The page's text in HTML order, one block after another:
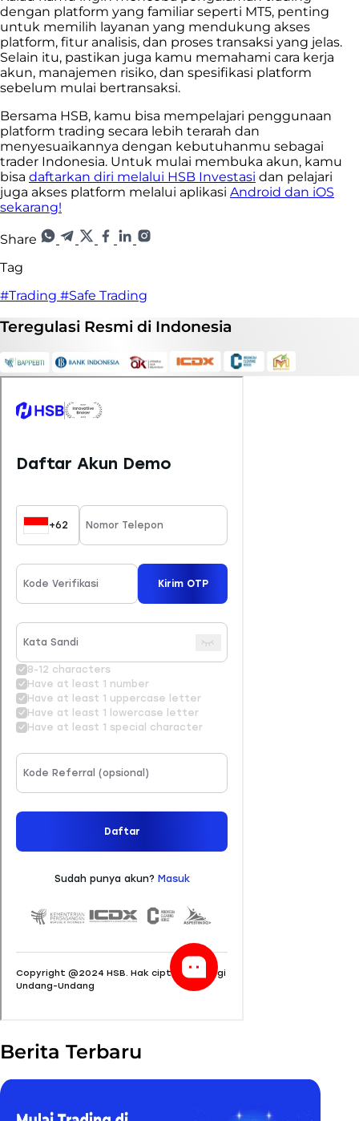
dengan platform yang familiar seperti MT5, penting
untuk memilih layanan yang mendukung akses
platform, fitur analisis, dan proses transaksi yang jelas.
Selain itu, pastikan juga kamu memahami cara kerja
akun, manajemen risiko, dan spesifikasi platform
sebelum mulai bertransaksi.
Bersama HSB, kamu bisa mempelajari penggunaan
platform trading secara lebih terarah dan
menyesuaikannya dengan kebutuhanmu sebagai
trader Indonesia. Untuk mulai membuka akun, kamu
bisa daftarkan diri melalui HSB Investasi dan pelajari
juga akses platform melalui aplikasi Android dan iOS
sekarang!
Share
Tag
#Trading #Safe Trading
Teregulasi Resmi di Indonesia
Berita Terbaru